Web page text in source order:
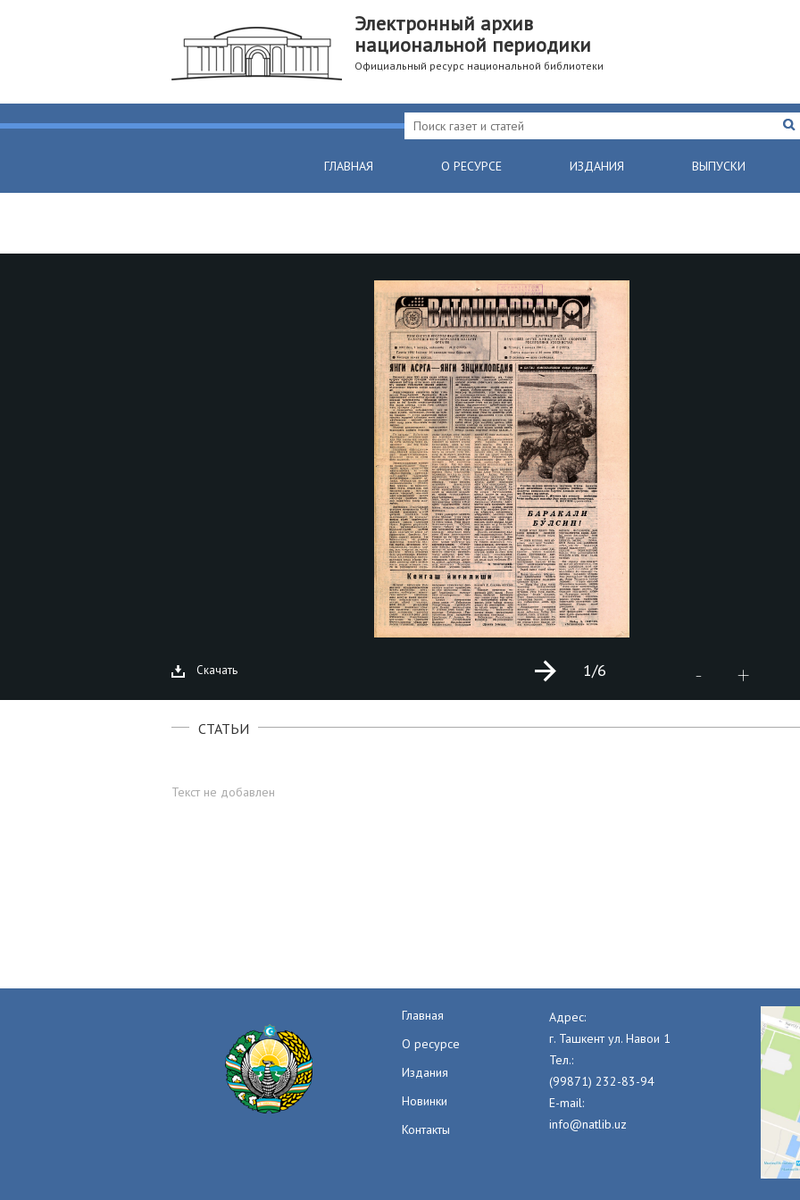
Электронный архив
национальной периодики
Официальный ресурс национальной библиотеки
ГЛАВНАЯ О РЕСУРСЕ ИЗДАНИЯ ВЫПУСКИ
Скачать - +
1/6
СТАТЬИ
Текст не добавлен
Главная
О ресурсе
Издания
Новинки
Контакты
Адрес:
г. Ташкент ул. Навои 1
Тел.:
(99871) 232-83-94
E-mail:
info@natlib.uz